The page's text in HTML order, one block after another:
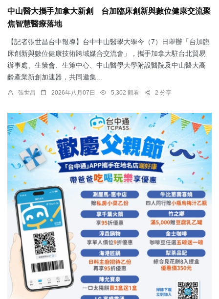
中山醫大攜手加拿大新創 台加臨床創新與數位健康交流聚
焦智慧醫療落地
【記者張世昌台中報導】台中中山醫學大學今（7）日舉辦「台加臨
床創新與數位健康技術跨域媒合交流會」，攜手加拿大駐台北貿易
辦事處、生策會、生策中心、中山醫學大學附設醫院及中山醫大高
齡產業新創加速器，共同邀集...
張世昌 2026年八月07日 5,302 觀看 2 分享